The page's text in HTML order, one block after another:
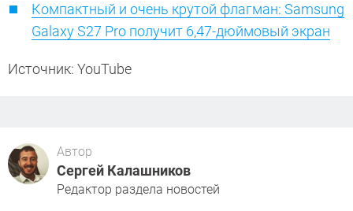
Компактный и очень крутой флагман: Samsung
Galaxy S27 Pro получит 6,47-дюймовый экран
Источник: YouTube
Автор
Сергей Калашников
Редактор раздела новостей